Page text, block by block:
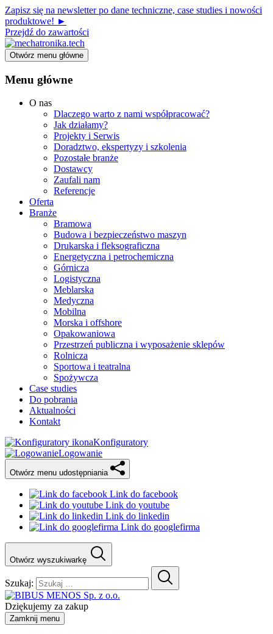
Zapisz się na newsletter po dane techniczne, case studies i nowości
produktowe! ►
Przejdź do zawartości
Otwórz menu główne
Menu główne
O nas
Dlaczego warto z nami współpracować?
Jak działamy?
Projekty i Serwis
Doradztwo, ekspertyzy i szkolenia
Pozostałe branże
Dostawcy
Zaufali nam
Referencje
Oferta
Branże
Bramowa
Budowa i bezpieczeństwo maszyn
Drukarska i fleksograficzna
Energetyczna i petrochemiczna
Górnicza
Logistyczna
Meblarska
Medyczna
Mobilna
Morska i offshore
Opakowaniowa
Przestrzeń publiczna i wyposażenie sklepów
Rolnicza
Sportowa i teatralna
Spożywcza
Case studies
Do pobrania
Aktualności
Kontakt
Konfiguratory
Logowanie
Otwórz menu udostępniania
Link do facebook
Link do youtube
Link do linkedin
Link do googlefirma
Otwórz wyszukiwarkę
Szukaj:
Dziękujemy za zakup
Zamknij menu